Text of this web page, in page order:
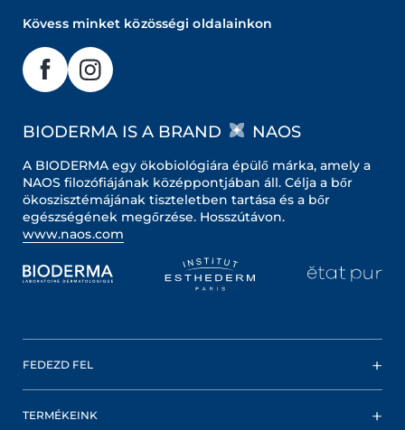
Kövess minket közösségi oldalainkon
BIODERMA IS A BRAND NAOS
A BIODERMA egy ökobiológiára épülő márka, amely a
NAOS filozófiájának középpontjában áll. Célja a bőr
ökoszisztémájának tiszteletben tartása és a bőr
egészségének megőrzése. Hosszútávon.
www.naos.com
FEDEZD FEL
TERMÉKEINK